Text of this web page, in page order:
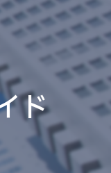
ド